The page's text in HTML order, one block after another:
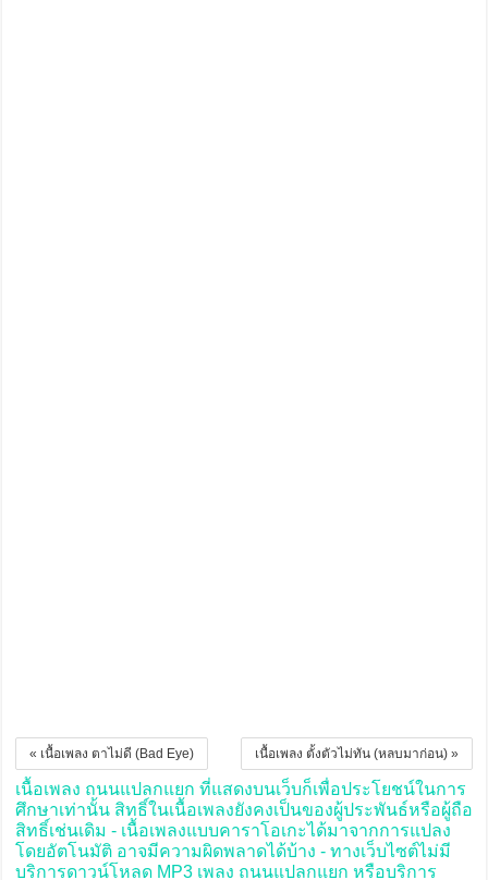
เนื้อเพลง ตั้งตัวไม่ทัน (หลบมาก่อน) »
« เนื้อเพลง ตาไม่ดี (Bad Eye)
เนื้อเพลง ถนนแปลกแยก ที่แสดงบนเว็บก็เพื่อประโยชน์ในการ
ศึกษาเท่านั้น สิทธิ์ในเนื้อเพลงยังคงเป็นของผู้ประพันธ์หรือผู้ถือ
สิทธิ์เช่นเดิม - เนื้อเพลงแบบคาราโอเกะได้มาจากการแปลง
โดยอัตโนมัติ อาจมีความผิดพลาดได้บ้าง - ทางเว็บไซต์ไม่มี
บริการดาวน์โหลด MP3 เพลง ถนนแปลกแยก หรือบริการ